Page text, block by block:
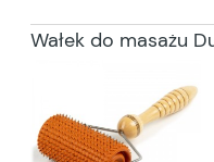
Wałek do masażu